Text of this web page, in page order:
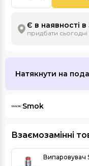
Є в наявності в
придбати сьогодні
Натякнути на
Smok
Взаємозамінні
Випаровувач